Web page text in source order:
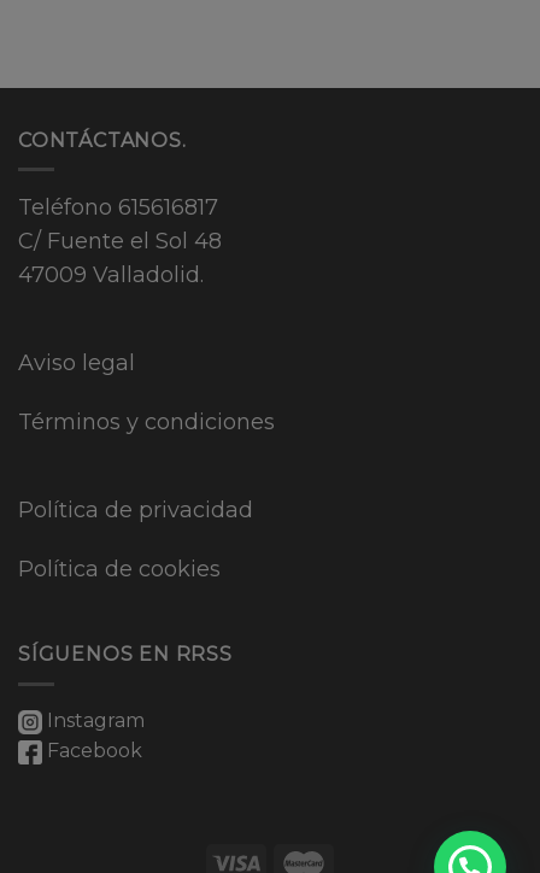
CONTÁCTANOS.
Teléfono 615616817
C/ Fuente el Sol 48
47009 Valladolid.
Aviso legal
Términos y condiciones
Política de privacidad
Política de cookies
SÍGUENOS EN RRSS
Instagram
Facebook